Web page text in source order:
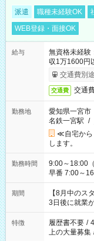
派遣 職種未経験OK
WEB登録・面接OK
給与
無資格未経
収1万1600円
交通費別
交通費 交通
勤務地
愛知県一宮市
名鉄一宮駅 /
≪自宅から
します。
勤務時間
9:00～18:00（休憩60分） ■ご希
早番 7:00～
と休みを合わ
「できれば
ね。 ※Wワーク希望の方へ 今ご覧のお仕事で希望する勤務時間
と、もう1つ
合は応募でき
期間
【8月中の
3日後に就業
特徴 履歴書不要 /
上の大量募集